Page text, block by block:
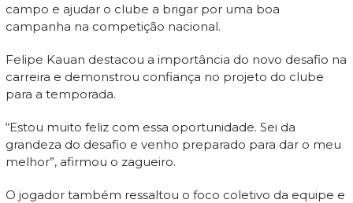
campo e ajudar o clube a brigar por uma boa
campanha na competição nacional.
Felipe Kauan destacou a importância do novo desafio na
carreira e demonstrou confiança no projeto do clube
para a temporada.
“Estou muito feliz com essa oportunidade. Sei da
grandeza do desafio e venho preparado para dar o meu
melhor”, afirmou o zagueiro.
O jogador também ressaltou o foco coletivo da equipe e